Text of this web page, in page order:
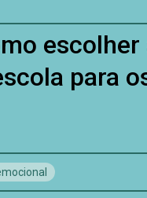
escolher
para